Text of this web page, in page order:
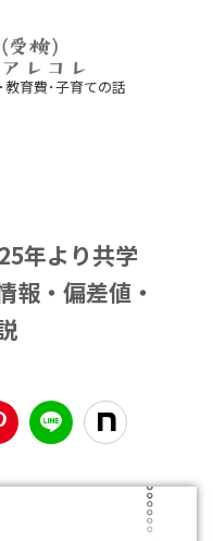
育費･子育ての話
年より共学
報・偏差値・